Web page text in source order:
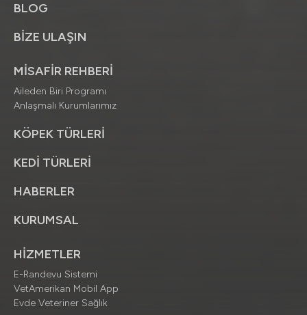
BLOG
BİZE ULAŞIN
MİSAFİR REHBERİ
Aileden Biri Programı
Anlaşmalı Kurumlarımız
KÖPEK TÜRLERİ
KEDİ TÜRLERİ
HABERLER
KURUMSAL
HİZMETLER
E-Randevu Sistemi
VetAmerikan Mobil App
Evde Veteriner Sağlık